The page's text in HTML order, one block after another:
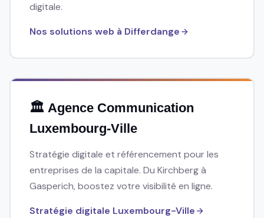
digitale.
Nos solutions web à Differdange
🏛️ Agence Communication
Luxembourg-Ville
Stratégie digitale et référencement pour les
entreprises de la capitale. Du Kirchberg à
Gasperich, boostez votre visibilité en ligne.
Stratégie digitale Luxembourg-Ville